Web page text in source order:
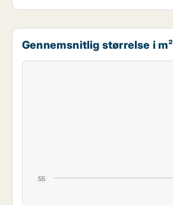
Gennemsnitlig størrelse i m²
55